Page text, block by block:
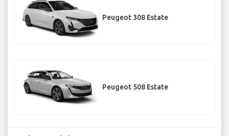
Peugeot 308 Estate
Peugeot 508 Estate